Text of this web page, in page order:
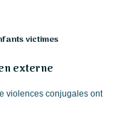
victimes
externe
violences conjugales ont